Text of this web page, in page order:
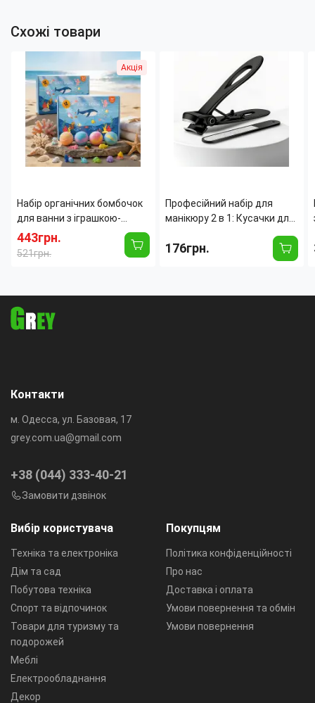
Схожі товари
Акція
Набір органічних бомбочок
для ванни з іграшкою-
сюрпризом BATH BOMB
GIFT, шипучі бомбочки для
купання "Морські мешканці"
443грн.
521грн.
Професійний набір для
манікюру 2 в 1: Кусачки для
чорний, футляр, AND ES-02A
176грн.
Вибір користувача
Техніка та електроніка
Дім та сад
Побутова техніка
Спорт та відпочинок
Товари для туризму та
подорожей
Меблі
Електрообладнання
Декор
Покупцям
Політика конфіденційності
Про нас
Доставка і оплата
Умови повернення та обмін
Умови повернення
Контакти
м. Одесса, ул. Базовая, 17
grey.com.ua@gmail.com
+38 (044) 333-40-21
Замовити дзвінок